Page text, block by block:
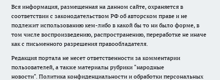
Вся информация, размещенная на данном сайте, охраняется в
соответствии с законодательством РФ об авторском праве и не
подлежит использованию кем-либо в какой бы то ни было форме, в
том числе воспроизведению, распространению, переработке не иначе
как с письменного разрешения правообладателя.
Редакция портала не несет ответственности за комментарии
пользователей, а также материалы рубрики "народные
новости". Политика конфиденциальности и обработки персональных